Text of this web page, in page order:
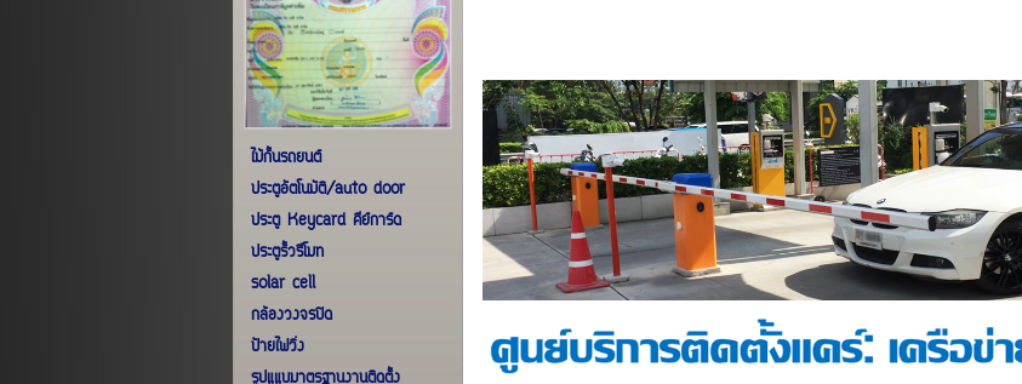
ไม้กั้นรถยนต์
ประตูอัตโนมัติ/auto door
ประตู Keycard คีย์การ์ด
ประตูรั้วรีโมท
solar cell
กล้องวงจรปิด
ป้ายไฟวิ่ง
รูปแแบมาตรฐานงานติดตั้ง